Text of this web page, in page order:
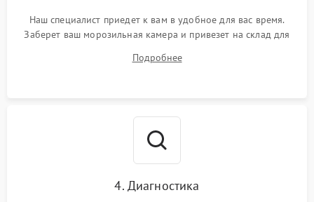
Наш специалист приедет к вам в удобное для вас время.
Заберет ваш морозильная камера и привезет на склад для
Подробнее
4. Диагностика